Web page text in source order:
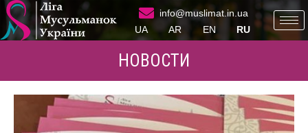
info@muslimat.in.ua
UA
AR EN RU
НОВОСТИ